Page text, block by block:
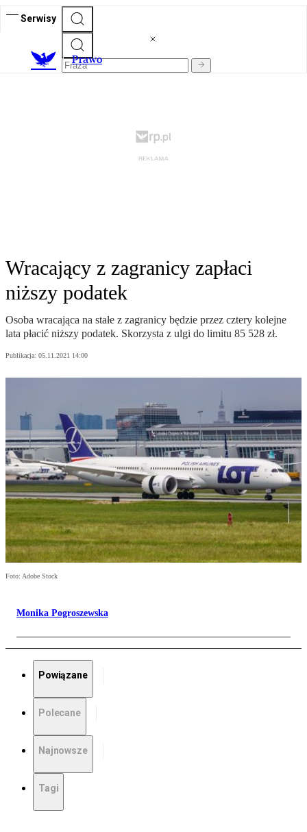
Serwisy
Prawo
Wracający z zagranicy zapłaci
niższy podatek
Osoba wracająca na stałe z zagranicy będzie przez cztery kolejne
lata płacić niższy podatek. Skorzysta z ulgi do limitu 85 528 zł.
Publikacja: 05.11.2021 14:00
Foto: Adobe Stock
Monika Pogroszewska
Powiązane
Polecane
Najnowsze
Tagi